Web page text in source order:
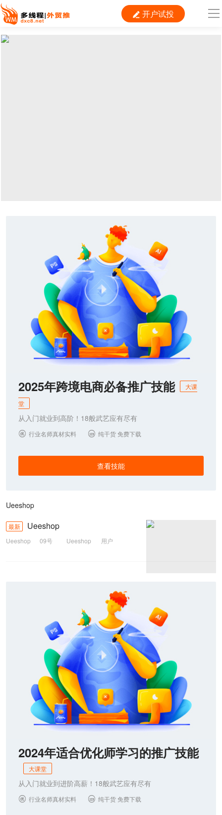
 开户试投
导
联系我们
2025年跨境电商必备推广技能
大课
堂
从入门就业到高阶！18般武艺应有尽有
 行业名师真材实料  纯干货 免费下载
查看技能
Ueeshop
最新 Ueeshop
Ueeshop 09号 Ueeshop 用户
2024年适合优化师学习的推广技能
大课堂
从入门就业到进阶高薪！18般武艺应有尽有
 行业名师真材实料  纯干货 免费下载